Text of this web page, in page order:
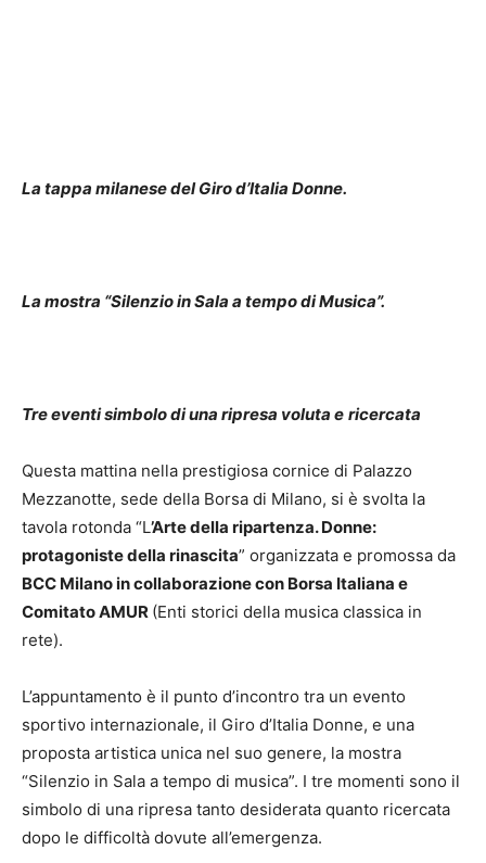
La tappa milanese del Giro d’Italia Donne.
La mostra “Silenzio in Sala a tempo di Musica”.
Tre eventi simbolo di una ripresa voluta e ricercata
Questa mattina nella prestigiosa cornice di Palazzo
Mezzanotte, sede della Borsa di Milano, si è svolta la
tavola rotonda “L’Arte della ripartenza. Donne:
protagoniste della rinascita” organizzata e promossa da
BCC Milano in collaborazione con Borsa Italiana e
Comitato AMUR (Enti storici della musica classica in
rete).
L’appuntamento è il punto d’incontro tra un evento
sportivo internazionale, il Giro d’Italia Donne, e una
proposta artistica unica nel suo genere, la mostra
“Silenzio in Sala a tempo di musica”. I tre momenti sono il
simbolo di una ripresa tanto desiderata quanto ricercata
dopo le difficoltà dovute all’emergenza.